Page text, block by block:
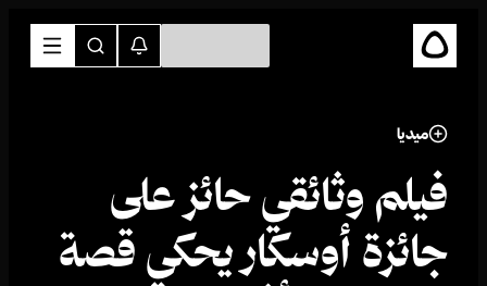
ميديا
فيلم وثائقي حائز على
جائزة أوسكار يحكي قصة